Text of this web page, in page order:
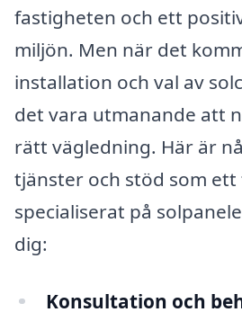
fastigheten och ett
miljön. Men när det
installation och val av
det vara utmanande att
rätt vägledning. Här är
tjänster och stöd som
specialiserat på
dig:
Konsultation och